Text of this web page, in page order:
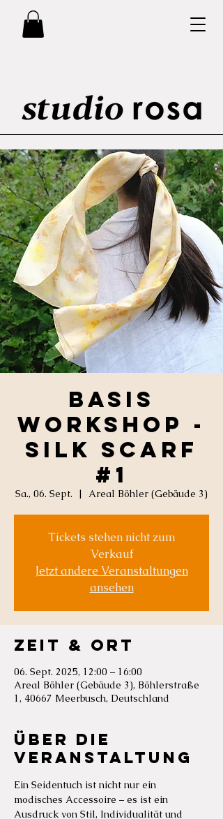
Basis
Workshop -
Silk scarf
#1
Sa., 06. Sept.
  |
Areal Böhler (Gebäude 3)
Tickets stehen nicht zum
Verkauf
Jetzt andere Veranstaltungen
ansehen
Zeit & Ort
06. Sept. 2025, 12:00 – 16:00
Areal Böhler (Gebäude 3), Böhlerstraße
1, 40667 Meerbusch, Deutschland
Über die
Veranstaltung
Ein Seidentuch ist nicht nur ein
modisches Accessoire – es ist ein
Ausdruck von Stil, Individualität und